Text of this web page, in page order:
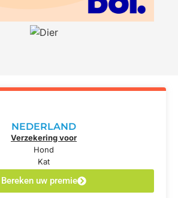
NEDERLAND
Verzekering voor
Hond
Kat
Bereken uw premie